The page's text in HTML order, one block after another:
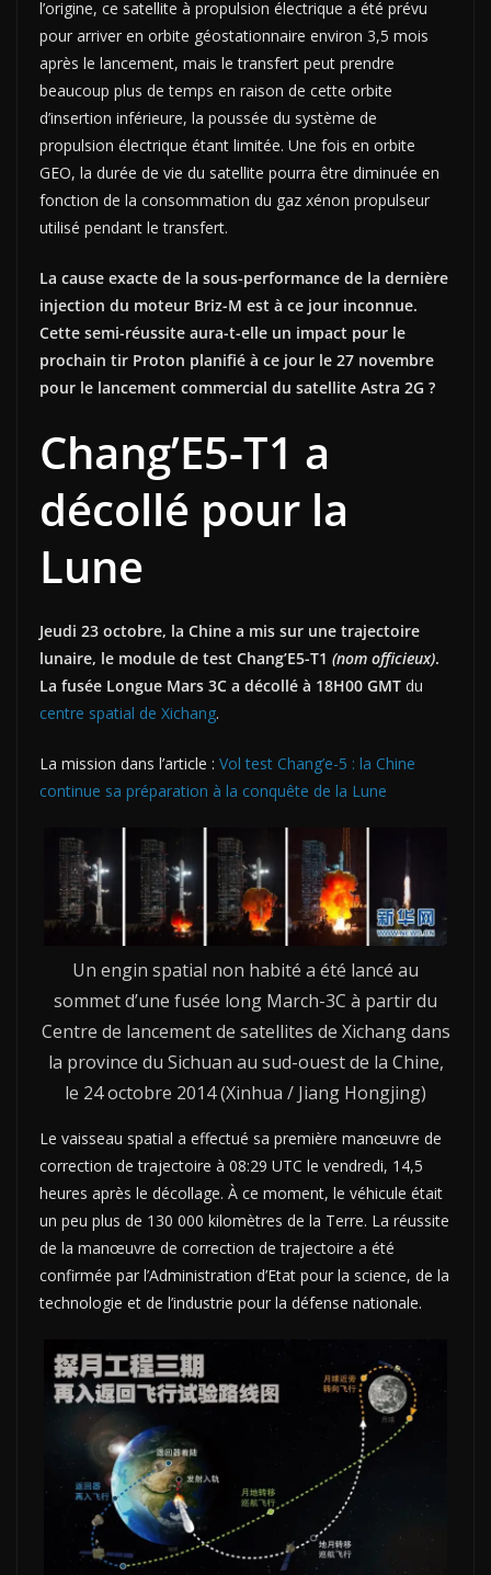
l’origine, ce satellite à propulsion électrique a été prévu
pour arriver en orbite géostationnaire environ 3,5 mois
après le lancement, mais le transfert peut prendre
beaucoup plus de temps en raison de cette orbite
d’insertion inférieure, la poussée du système de
propulsion électrique étant limitée. Une fois en orbite
GEO, la durée de vie du satellite pourra être diminuée en
fonction de la consommation du gaz xénon propulseur
utilisé pendant le transfert.
La cause exacte de la sous-performance de la dernière
injection du moteur Briz-M est à ce jour inconnue.
Cette semi-réussite aura-t-elle un impact pour le
prochain tir Proton planifié à ce jour le 27 novembre
pour le lancement commercial du satellite Astra 2G ?
Chang’E5-T1 a
décollé pour la
Lune
Jeudi 23 octobre, la Chine a mis sur une trajectoire
lunaire, le module de test Chang’E5-T1 (nom officieux).
La fusée Longue Mars 3C a décollé à 18H00 GMT du
centre spatial de Xichang.
La mission dans l’article : Vol test Chang’e-5 : la Chine
continue sa préparation à la conquête de la Lune
Un engin spatial non habité a été lancé au
sommet d’une fusée long March-3C à partir du
Centre de lancement de satellites de Xichang dans
la province du Sichuan au sud-ouest de la Chine,
le 24 octobre 2014 (Xinhua / Jiang Hongjing)
Le vaisseau spatial a effectué sa première manœuvre de
correction de trajectoire à 08:29 UTC le vendredi, 14,5
heures après le décollage. À ce moment, le véhicule était
un peu plus de 130 000 kilomètres de la Terre. La réussite
de la manœuvre de correction de trajectoire a été
confirmée par l’Administration d’Etat pour la science, de la
technologie et de l’industrie pour la défense nationale.